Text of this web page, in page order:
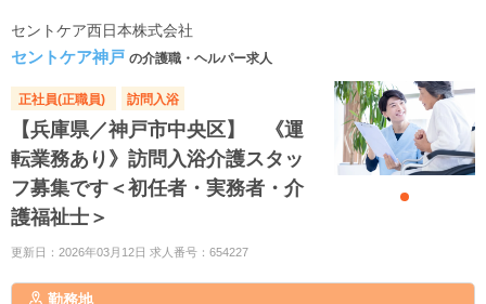
セントケア西日本株式会社
セントケア神戸 の介護職・ヘルパー求人
正社員(正職員) 訪問入浴
【兵庫県／神戸市中央区】 《運
転業務あり》訪問入浴介護スタッ
フ募集です＜初任者・実務者・介
護福祉士＞
更新日：2026年03月12日 求人番号：654227
勤務地